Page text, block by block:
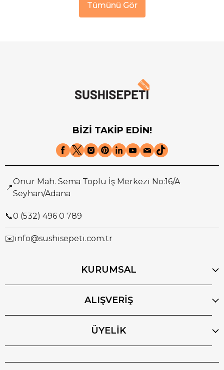
Tümünü Gör
BİZİ TAKİP EDİN!
📍
Onur Mah. Sema Toplu İş Merkezi No:16/A
Seyhan/Adana
📞0 (532) 496 0 789
✉️info@sushisepeti.com.tr
KURUMSAL
ALIŞVERİŞ
ÜYELİK